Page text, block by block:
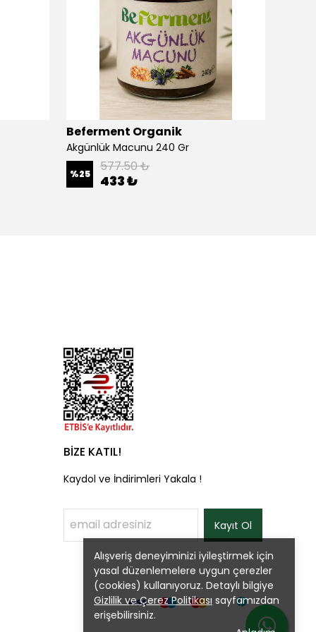
Alışveriş deneyiminizi iyileştirmek için
yasal düzenlemelere uygun çerezler
(cookies) kullanıyoruz. Detaylı bilgiye
Gizlilik ve Çerez Politikası sayfamızdan
erişebilirsiniz.
Beferment Organik
Akgünlük Macunu 240 Gr
%25 577.50 ₺
433 ₺
BİZE KATIL!
Kaydol ve İndirimleri Yakala !
Kayıt Ol